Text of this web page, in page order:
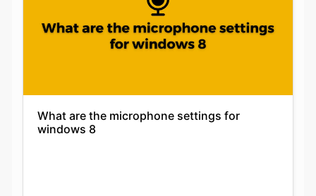
What are the microphone settings for
windows 8